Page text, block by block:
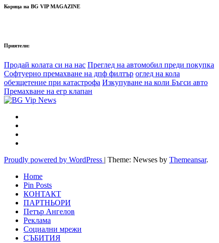
Корица на BG VIP MAGAZINE
Приятели:
Продай колата си на нас Преглед на автомобил преди покупка
Софтуерно премахване на дпф филтър оглед на кола
обезщетение при катастрофа Изкупуване на коли Бъгси авто
Премахване на егр клапан
Proudly powered by WordPress | Theme: Newses by Themeansar.
Home
Pin Posts
КОНТАКТ
ПАРТНЬОРИ
Петър Ангелов
Реклама
Социални мрежи
СЪБИТИЯ